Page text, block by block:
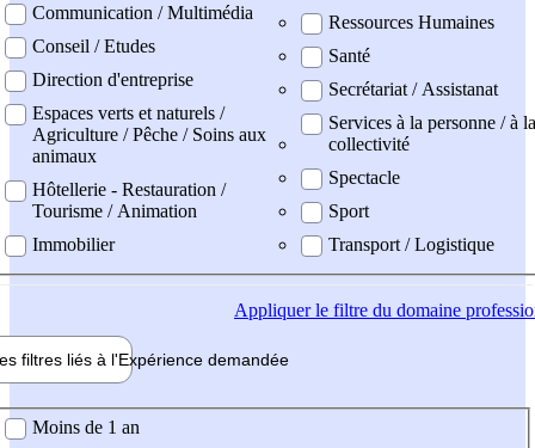
Communication / Multimédia
Conseil / Etudes
Direction d'entreprise
Espaces verts et naturels /
Agriculture / Pêche / Soins aux
animaux
Hôtellerie - Restauration /
Tourisme / Animation
Immobilier
Ressources Humaines
Santé
Secrétariat / Assistanat
Services à la personne / à la
collectivité
Spectacle
Sport
Transport / Logistique
Appliquerle filtre du domaine
filtres liés à l'Expérience demandée
demandée
Moins de 1 an